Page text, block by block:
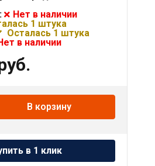
Нет в наличии
1 штука
Осталась 1 штука
в наличии
В корзину